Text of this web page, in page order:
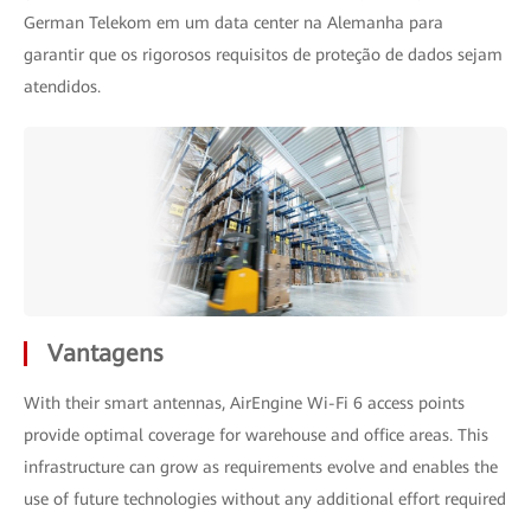
German Telekom em um data center na Alemanha para
garantir que os rigorosos requisitos de proteção de dados sejam
atendidos.
Vantagens
With their smart antennas, AirEngine Wi-Fi 6 access points
provide optimal coverage for warehouse and office areas. This
infrastructure can grow as requirements evolve and enables the
use of future technologies without any additional effort required